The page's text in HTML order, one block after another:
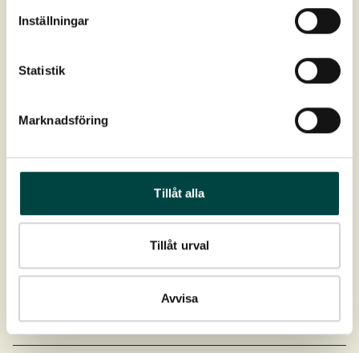
Inställningar
Statistik
Marknadsföring
Tillåt alla
Tillåt urval
Avvisa
Brochure
Inspiration